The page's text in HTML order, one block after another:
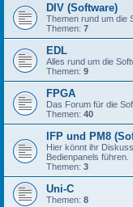
DIV (Software)
Themen rund um die
Themen: 7
EDL
Alles rund um die
Themen: 9
FPGA
Das Forum für die
Themen: 40
IFP und PM8
Hier könnt ihr
Bedienpanels führen.
Themen: 3
Uni-C
Themen: 8